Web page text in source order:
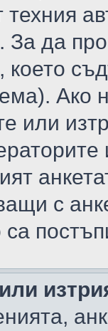
За да
Ако
или
с
са